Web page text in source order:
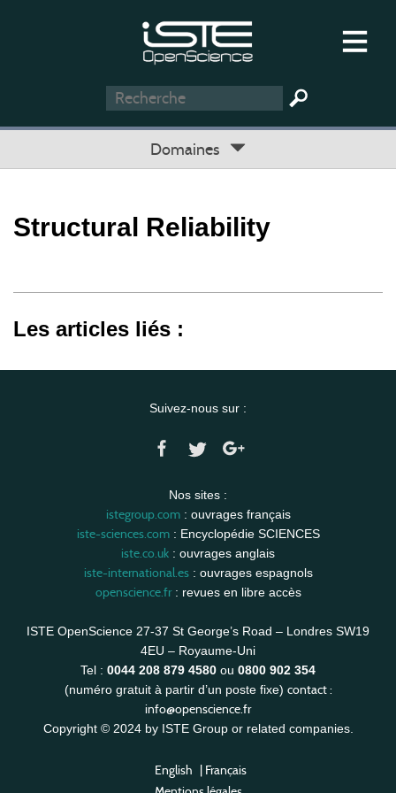
Domaines
Structural Reliability
Les articles liés :
Suivez-nous sur :
Nos sites :
istegroup.com: ouvrages français
iste-sciences.com: Encyclopédie SCIENCES
iste.co.uk : ouvrages anglais
iste-international.es: ouvrages espagnols
openscience.fr: revues en libre accès
ISTE OpenScience 27-37 St George’s Road – Londres SW19
4EU – Royaume-Uni
Tel : 0044 208 879 4580 ou 0800 902 354
(numéro gratuit à partir d’un poste fixe) contact :
info@openscience.fr
Copyright © 2024 by ISTE Group or related companies.
English | Français